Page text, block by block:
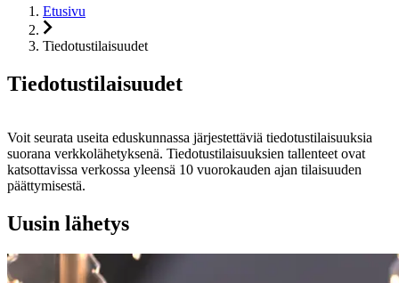
Etusivu
Tiedotustilaisuudet
Tiedotustilaisuudet
Voit seurata useita eduskunnassa järjestettäviä tiedotustilaisuuksia
suorana verkkolähetyksenä. Tiedotustilaisuuksien tallenteet ovat
katsottavissa verkossa yleensä 10 vuorokauden ajan tilaisuuden
päättymisestä.
Uusin lähetys